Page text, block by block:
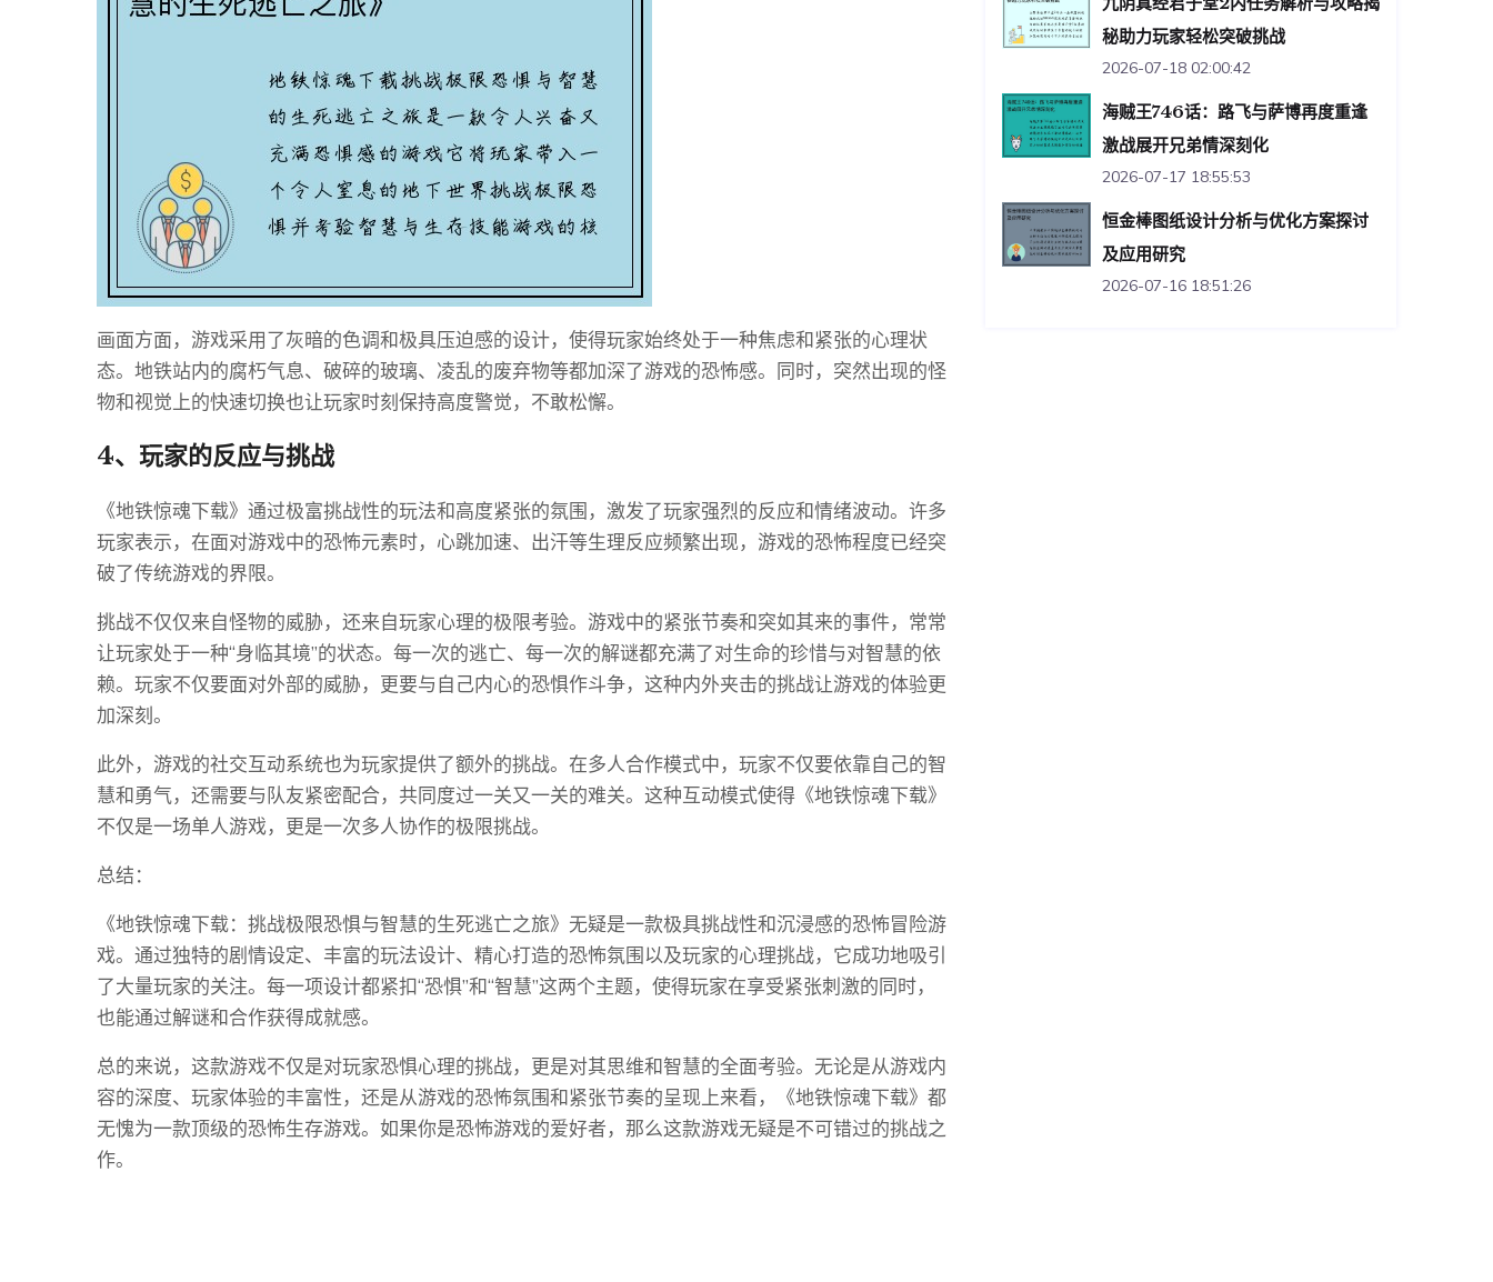
画面方面，游戏采用了灰暗的色调和极具压迫感的设计，使得玩家始终处于一种焦虑和紧张的心理状
态。地铁站内的腐朽气息、破碎的玻璃、凌乱的废弃物等都加深了游戏的恐怖感。同时，突然出现的怪
物和视觉上的快速切换也让玩家时刻保持高度警觉，不敢松懈。
4、玩家的反应与挑战
《地铁惊魂下载》通过极富挑战性的玩法和高度紧张的氛围，激发了玩家强烈的反应和情绪波动。许多
玩家表示，在面对游戏中的恐怖元素时，心跳加速、出汗等生理反应频繁出现，游戏的恐怖程度已经突
破了传统游戏的界限。
挑战不仅仅来自怪物的威胁，还来自玩家心理的极限考验。游戏中的紧张节奏和突如其来的事件，常常
让玩家处于一种“身临其境”的状态。每一次的逃亡、每一次的解谜都充满了对生命的珍惜与对智慧的依
赖。玩家不仅要面对外部的威胁，更要与自己内心的恐惧作斗争，这种内外夹击的挑战让游戏的体验更
加深刻。
此外，游戏的社交互动系统也为玩家提供了额外的挑战。在多人合作模式中，玩家不仅要依靠自己的智
慧和勇气，还需要与队友紧密配合，共同度过一关又一关的难关。这种互动模式使得《地铁惊魂下载》
不仅是一场单人游戏，更是一次多人协作的极限挑战。
总结：
《地铁惊魂下载：挑战极限恐惧与智慧的生死逃亡之旅》无疑是一款极具挑战性和沉浸感的恐怖冒险游
戏。通过独特的剧情设定、丰富的玩法设计、精心打造的恐怖氛围以及玩家的心理挑战，它成功地吸引
了大量玩家的关注。每一项设计都紧扣“恐惧”和“智慧”这两个主题，使得玩家在享受紧张刺激的同时，
也能通过解谜和合作获得成就感。
总的来说，这款游戏不仅是对玩家恐惧心理的挑战，更是对其思维和智慧的全面考验。无论是从游戏内
容的深度、玩家体验的丰富性，还是从游戏的恐怖氛围和紧张节奏的呈现上来看，《地铁惊魂下载》都
无愧为一款顶级的恐怖生存游戏。如果你是恐怖游戏的爱好者，那么这款游戏无疑是不可错过的挑战之
作。
秘助力玩家轻松突破挑战
2026-07-18 02:00:42
海贼王746话：路飞与萨博再度重逢
激战展开兄弟情深刻化
2026-07-17 18:55:53
恒金棒图纸设计分析与优化方案探讨
及应用研究
2026-07-16 18:51:26